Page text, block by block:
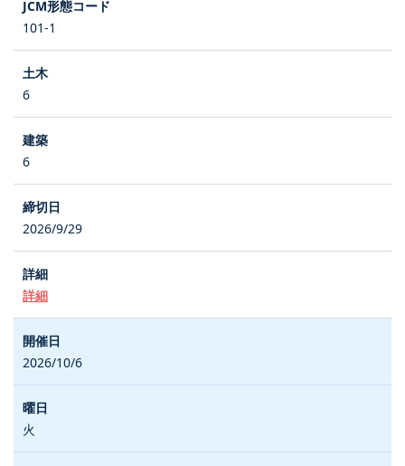
101-1
6
6
2026/9/29
詳細
2026/10/6
火